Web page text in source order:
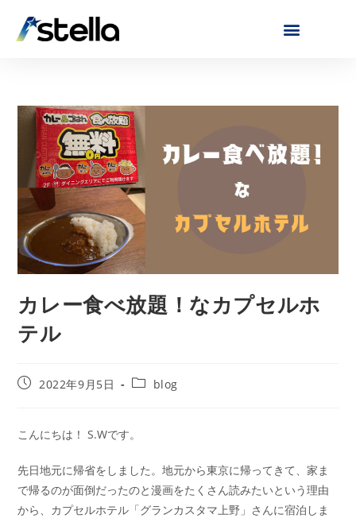
カレー食べ放題！なカプセルホ
テル
2022年9月5日 blog
こんにちは！ S.Wです。
先日地元に帰省をしました。地元から東京に帰ってきて、家ま
で帰るのが面倒だったのと漫画をたくさん読みたいという理由
から、カプセルホテル「グランカスタマ上野」さんに宿泊しま